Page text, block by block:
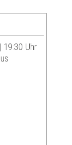
Uhr